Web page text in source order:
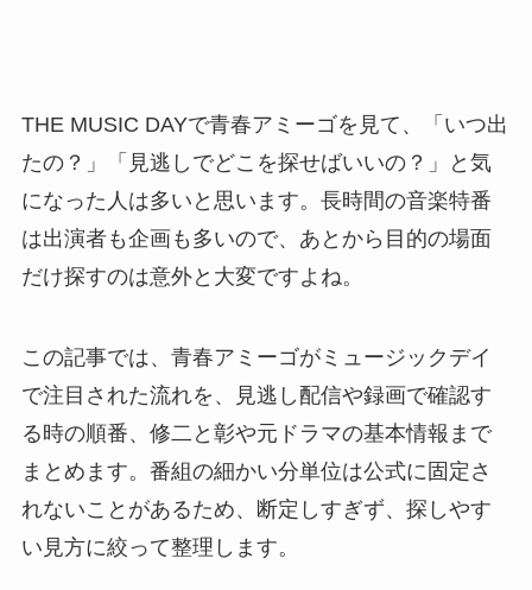
THE MUSIC DAYで青春アミーゴを見て、「いつ出
たの？」「見逃しでどこを探せばいいの？」と気
になった人は多いと思います。長時間の音楽特番
は出演者も企画も多いので、あとから目的の場面
だけ探すのは意外と大変ですよね。
この記事では、青春アミーゴがミュージックデイ
で注目された流れを、見逃し配信や録画で確認す
る時の順番、修二と彰や元ドラマの基本情報まで
まとめます。番組の細かい分単位は公式に固定さ
れないことがあるため、断定しすぎず、探しやす
い見方に絞って整理します。